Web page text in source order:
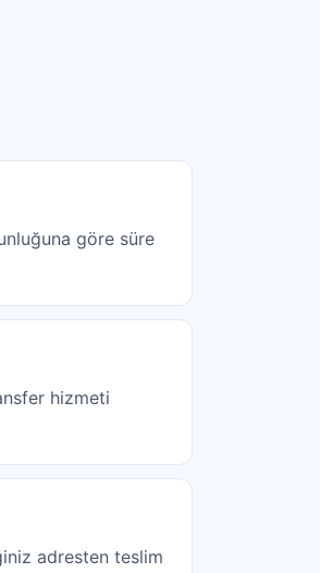
göre süre
hizmeti
adresten teslim